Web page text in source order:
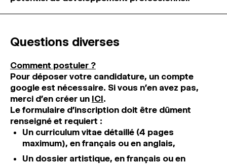
Questions diverses
Comment postuler ?
Pour déposer votre candidature, un compte
google est nécessaire. Si vous n’en avez pas,
merci d’en créer un ICI.
Le formulaire d’inscription doit être dûment
renseigné et requiert :
Un curriculum vitae détaillé (4 pages
maximum), en français ou en anglais,
Un dossier artistique, en français ou en